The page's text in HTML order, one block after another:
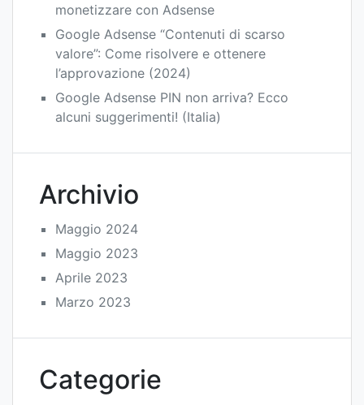
monetizzare con Adsense
Google Adsense “Contenuti di scarso
valore”: Come risolvere e ottenere
l’approvazione (2024)
Google Adsense PIN non arriva? Ecco
alcuni suggerimenti! (Italia)
Archivio
Maggio 2024
Maggio 2023
Aprile 2023
Marzo 2023
Categorie